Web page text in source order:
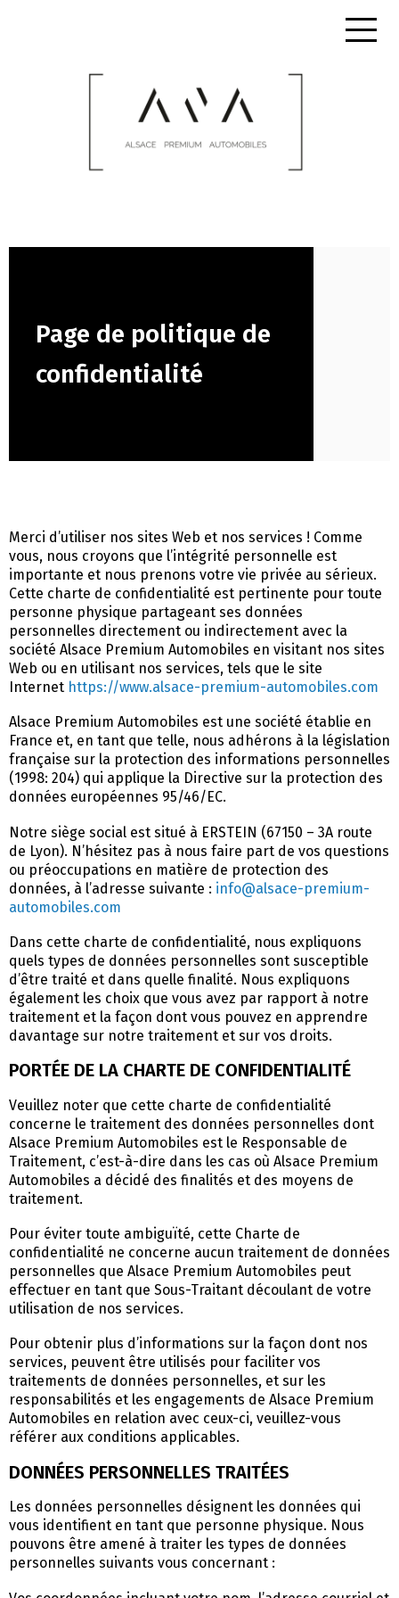
Page de politique de
confidentialité
Merci d’utiliser nos sites Web et nos services ! Comme
vous, nous croyons que l’intégrité personnelle est
importante et nous prenons votre vie privée au sérieux.
Cette charte de confidentialité est pertinente pour toute
personne physique partageant ses données
personnelles directement ou indirectement avec la
société Alsace Premium Automobiles en visitant nos sites
Web ou en utilisant nos services, tels que le site
Internet https://www.alsace-premium-automobiles.com
Alsace Premium Automobiles est une société établie en
France et, en tant que telle, nous adhérons à la législation
française sur la protection des informations personnelles
(1998: 204) qui applique la Directive sur la protection des
données européennes 95/46/EC.
Notre siège social est situé à ERSTEIN (67150 – 3A route
de Lyon). N’hésitez pas à nous faire part de vos questions
ou préoccupations en matière de protection des
données, à l’adresse suivante : info@alsace-premium-
automobiles.com
Dans cette charte de confidentialité, nous expliquons
quels types de données personnelles sont susceptible
d’être traité et dans quelle finalité. Nous expliquons
également les choix que vous avez par rapport à notre
traitement et la façon dont vous pouvez en apprendre
davantage sur notre traitement et sur vos droits.
PORTÉE DE LA CHARTE DE CONFIDENTIALITÉ
Veuillez noter que cette charte de confidentialité
concerne le traitement des données personnelles dont
Alsace Premium Automobiles est le Responsable de
Traitement, c’est-à-dire dans les cas où Alsace Premium
Automobiles a décidé des finalités et des moyens de
traitement.
Pour éviter toute ambiguïté, cette Charte de
confidentialité ne concerne aucun traitement de données
personnelles que Alsace Premium Automobiles peut
effectuer en tant que Sous-Traitant découlant de votre
utilisation de nos services.
Pour obtenir plus d’informations sur la façon dont nos
services, peuvent être utilisés pour faciliter vos
traitements de données personnelles, et sur les
responsabilités et les engagements de Alsace Premium
Automobiles en relation avec ceux-ci, veuillez-vous
référer aux conditions applicables.
DONNÉES PERSONNELLES TRAITÉES
Les données personnelles désignent les données qui
vous identifient en tant que personne physique. Nous
pouvons être amené à traiter les types de données
personnelles suivants vous concernant :